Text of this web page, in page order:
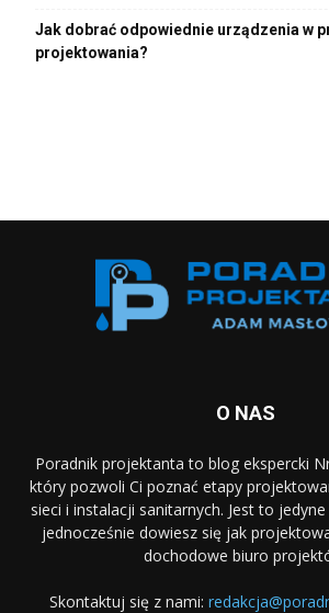
Jak dobrać odpowiednie urządzenia w
projektowania?
O NAS
Poradnik projektanta to blog ekspercki
który pozwoli Ci poznać etapy
sieci i instalacji sanitarnych. Jest to
jednocześnie dowiesz się jak
dochodowe biuro
Skontaktuj się z nami: